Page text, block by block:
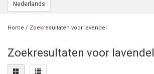
Nederlands
Home / Zoekresultaten voor lavendel
Zoekresultaten voor lavendel